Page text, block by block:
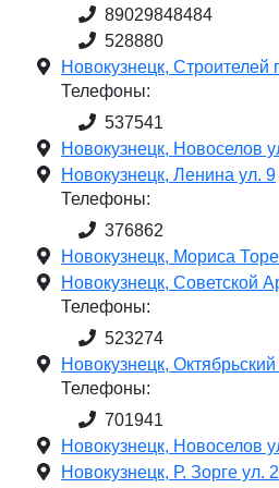
89029848484
528880
Новокузнецк, Строителей
Телефоны:
537541
Новокузнецк, Новоселов
Новокузнецк, Ленина ул. 9
Телефоны:
376862
Новокузнецк, Мориса
Новокузнецк, Советской
Телефоны:
523274
Новокузнецк, Октябрьский
Телефоны:
701941
Новокузнецк, Новоселов
Новокузнецк, Р. Зорге ул.